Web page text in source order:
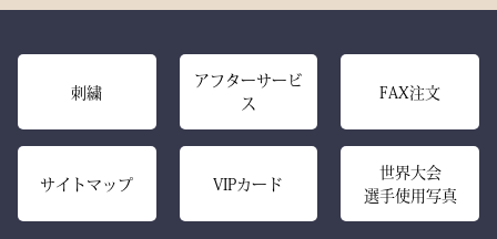
がりです。
また、日本製の高精度アイ
ロン技術と熟練の縫製によ
り、
ち姿までも凛々しく映えま
強い選手ほど、道具にも品
える竹刀袋です。
く守るクッション構造。
高密度ベルベットと日本製
刺繍
アフターサービ
ス
FAX注文
サイトマップ VIPカード
世界大会
選手使用写真